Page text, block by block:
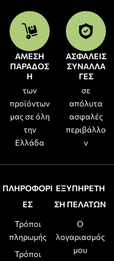
ΑΜΕΣΗ
ΠΑΡΑΔΟΣ
Η
των
προϊόντων
μας σε όλη
την
Ελλάδα
ΑΣΦΑΛΕΙΣ
ΣΥΝΑΛΛΑ
ΓΕΣ
σε
απόλυτα
ασφαλές
περιβάλλο
ν
ΠΛΗΡΟΦΟΡΙ
ΕΣ
Τρόποι
πληρωμής
Τρόποι
ΕΞΥΠΗΡΕΤΗ
ΣΗ ΠΕΛΑΤΩΝ
Ο
λογαριασμός
μου